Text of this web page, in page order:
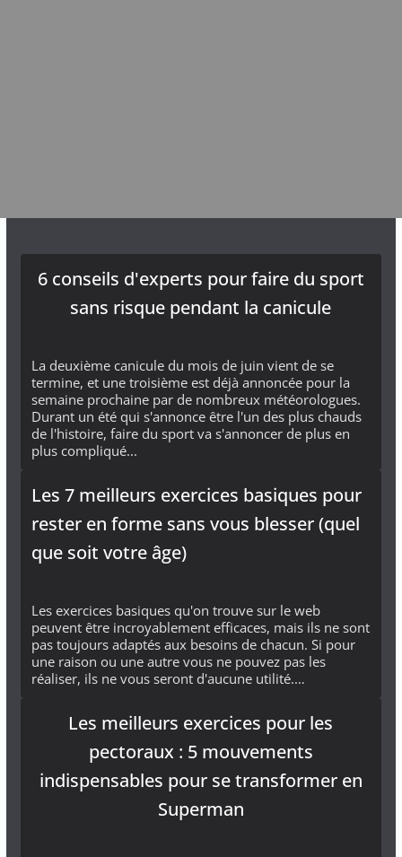
6 conseils d'experts pour faire du sport
sans risque pendant la canicule
La deuxième canicule du mois de juin vient de se
termine, et une troisième est déjà annoncée pour la
semaine prochaine par de nombreux météorologues.
Durant un été qui s'annonce être l'un des plus chauds
de l'histoire, faire du sport va s'annoncer de plus en
plus compliqué...
Les 7 meilleurs exercices basiques pour
rester en forme sans vous blesser (quel
que soit votre âge)
Les exercices basiques qu'on trouve sur le web
peuvent être incroyablement efficaces, mais ils ne sont
pas toujours adaptés aux besoins de chacun. Si pour
une raison ou une autre vous ne pouvez pas les
réaliser, ils ne vous seront d'aucune utilité.…
Les meilleurs exercices pour les
pectoraux : 5 mouvements
indispensables pour se transformer en
Superman